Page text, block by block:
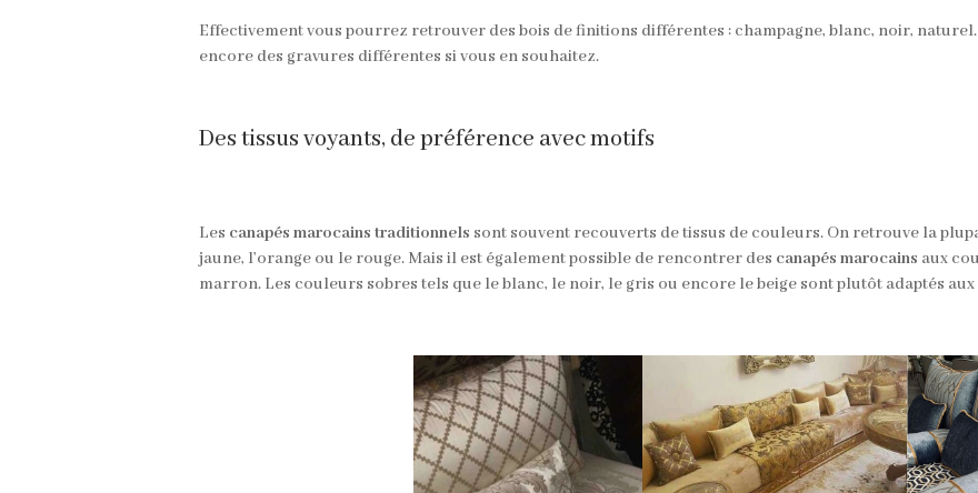
Effectivement vous pourrez retrouver des bois de finitions différentes : champagne, blanc, noir,
encore des gravures différentes si vous en souhaitez.
Des tissus voyants, de préférence avec motifs
Les canapés marocains traditionnels sont souvent recouverts de tissus de couleurs. On retrouve la
jaune, l’orange ou le rouge. Mais il est également possible de rencontrer des canapés marocains aux
marron. Les couleurs sobres tels que le blanc, le noir, le gris ou encore le beige sont plutôt adaptés aux